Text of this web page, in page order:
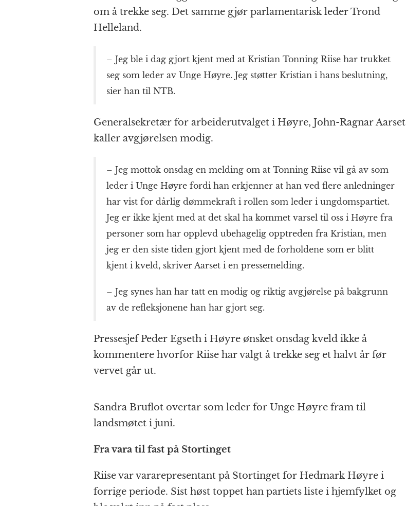
om å trekke seg. Det samme gjør parlamentarisk leder Trond
Helleland.
– Jeg ble i dag gjort kjent med at Kristian Tonning Riise har trukket
seg som leder av Unge Høyre. Jeg støtter Kristian i hans beslutning,
sier han til NTB.
Generalsekretær for arbeiderutvalget i Høyre, John-Ragnar Aarset
kaller avgjørelsen modig.
– Jeg mottok onsdag en melding om at Tonning Riise vil gå av som
leder i Unge Høyre fordi han erkjenner at han ved flere anledninger
har vist for dårlig dømmekraft i rollen som leder i ungdomspartiet.
Jeg er ikke kjent med at det skal ha kommet varsel til oss i Høyre fra
personer som har opplevd ubehagelig opptreden fra Kristian, men
jeg er den siste tiden gjort kjent med de forholdene som er blitt
kjent i kveld, skriver Aarset i en pressemelding.
– Jeg synes han har tatt en modig og riktig avgjørelse på bakgrunn
av de refleksjonene han har gjort seg.
Pressesjef Peder Egseth i Høyre ønsket onsdag kveld ikke å
kommentere hvorfor Riise har valgt å trekke seg et halvt år før
vervet går ut.
Sandra Bruflot overtar som leder for Unge Høyre fram til
landsmøtet i juni.
Fra vara til fast på Stortinget
Riise var vararepresentant på Stortinget for Hedmark Høyre i
forrige periode. Sist høst toppet han partiets liste i hjemfylket og